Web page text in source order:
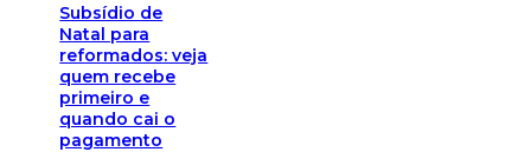
Subsídio de
Natal para
reformados: veja
quem recebe
primeiro e
quando cai o
pagamento